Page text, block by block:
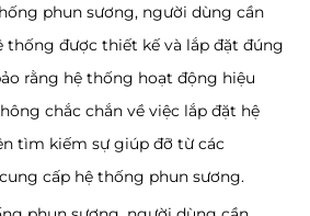
phun sương, người dùng cần
thống được thiết kế và lắp đặt đúng
rằng hệ thống hoạt động hiệu
chắc chắn về việc lắp đặt hệ
tìm kiếm sự giúp đỡ từ các
cấp hệ thống phun sương.